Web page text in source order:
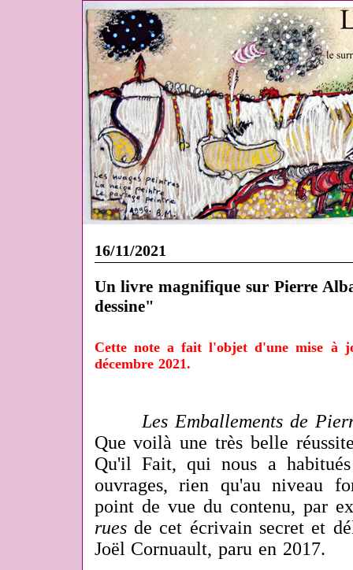
16/11/2021
Un livre magnifique sur Pierre
dessine"
Cette note a fait l'objet d'une mise à
décembre 2021.
Les Emballements de
Que voilà une très belle
Qu'il Fait, qui nous a
ouvrages, rien qu'au niveau
point de vue du contenu, par
ruesde cet écrivain secret et
Joël Cornuault, paru en 2017.